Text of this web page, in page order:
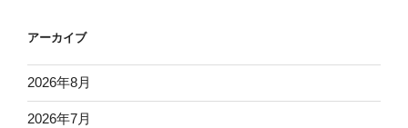
アーカイブ
2026年8月
2026年7月